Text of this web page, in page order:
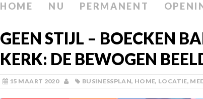
HOME NU PERMANENT
GEEN STIJL – BOECKEN
KERK: DE BEWOGEN
15 MAART 2020 BUSINESSPLAN, HOME, LOCATIE,